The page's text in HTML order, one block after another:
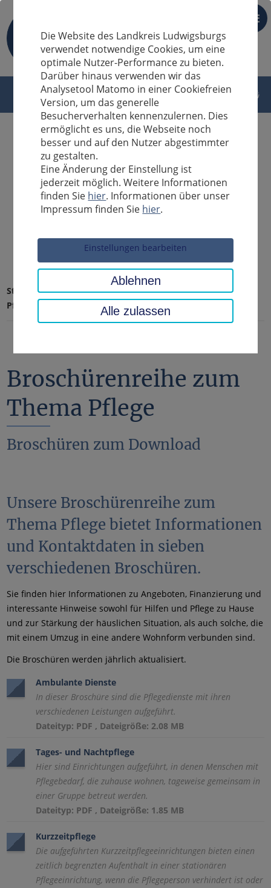
DE
Sucheingabe
Startseite
Soziales, Jugend, Familie
Pflege & Senioren
Broschüren zum Thema Pflege
Broschürenreihe zum
Thema Pflege
Broschüren zum Download
Unsere Broschürenreihe zum
Thema Pflege bietet Informationen
und Kontaktdaten in sieben
verschiedenen Broschüren.
Sie finden hier Informationen zu Angeboten, Finanzierung und
interessante Hinweise sowohl für Hilfen und Pflege zu Hause
und zur Stärkung der häuslichen Situation, als auch solche, die
mit einem Umzug in eine andere Wohnform verbunden sind.
Die Broschüren werden jährlich aktualisiert.
Ambulante Dienste
In dieser Broschüre sind die Pflegedienste mit ihren
verschiedenen Leistungen aufgeführt.
Dateityp: PDF , Dateigröße: 2.08 MB
Tages- und Nachtpflege
Hier sind Einrichtungen aufgeführt, in denen Menschen mit
Pflegebedarf, die zuhause wohnen, tageweise gemeinsam in
einer Gruppe betreut werden.
Dateityp: PDF , Dateigröße: 1.85 MB
Kurzzeitpflege
Die aufgeführten Kurzzeitpflegeeinrichtungen bieten einen
zeitlich begrenzten Aufenthalt in einer stationären
Pflegeeinrichtung, wenn die Pflegeperson verhindert ist oder
Die Website des Landkreis Ludwigsburgs
verwendet notwendige Cookies, um eine
optimale Nutzer-Performance zu bieten.
Darüber hinaus verwenden wir das
Analysetool Matomo in einer Cookiefreien
Version, um das generelle
Besucherverhalten kennenzulernen. Dies
ermöglicht es uns, die Webseite noch
besser und auf den Nutzer abgestimmter
zu gestalten.
Eine Änderung der Einstellung ist
jederzeit möglich. Weitere Informationen
finden Sie hier. Informationen über unser
Impressum finden Sie hier.
Einstellungen bearbeiten
Ablehnen
Alle zulassen